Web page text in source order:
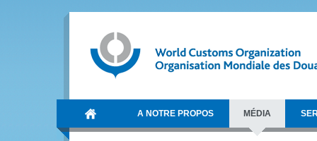
A NOTRE PROPOS MÉDIA